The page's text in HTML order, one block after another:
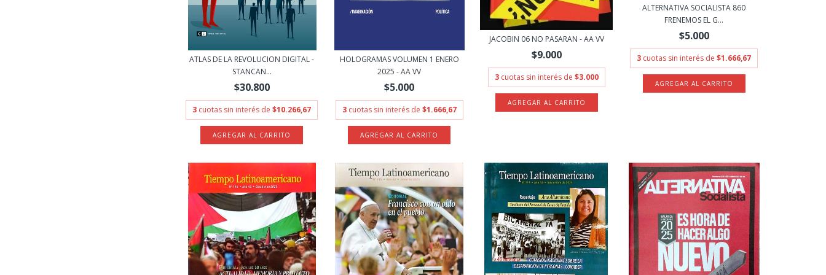
ATLAS DE LA REVOLUCION DIGITAL -
STANCAN...
$30.800
3 cuotas sin interés de$10.266,67
HOLOGRAMAS VOLUMEN 1 ENERO
2025 - AA VV
$5.000
3 cuotas sin interés de $1.666,67
JACOBIN 06 NO PASARAN - AA VV
$9.000
3 cuotas sin interés de $3.000
ALTERNATIVA SOCIALISTA 860
FRENEMOS EL G...
$5.000
3 cuotas sin interés de$1.666,67